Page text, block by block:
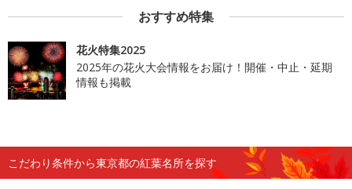
おすすめ特集
花火特集2025
2025年の花火大会情報をお届け！開催・中止・延期
情報も掲載
こだわり条件から東京都の紅葉名所を探す